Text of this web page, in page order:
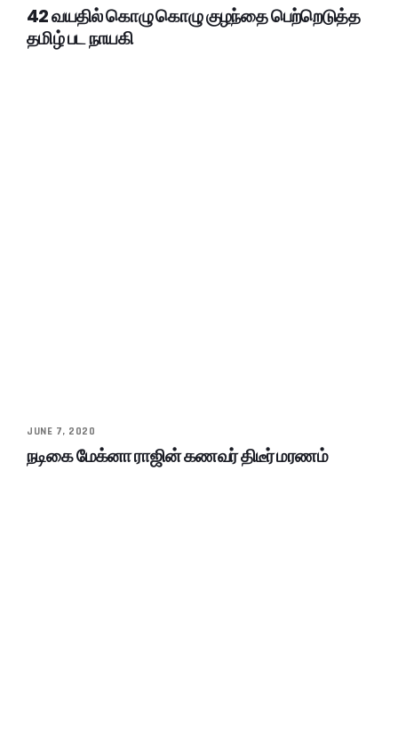
42 வயதில் கொழு கொழு குழந்தை பெற்றெடுத்த
தமிழ் பட நாயகி
JUNE 7, 2020
நடிகை மேக்னா ராஜின் கணவர் திடீர் மரணம்